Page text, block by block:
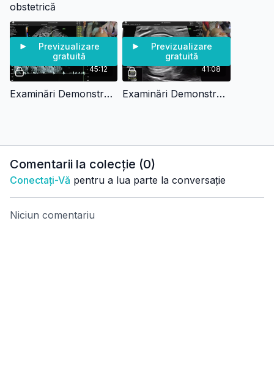
teoretice cu demonstrații practice pe cazuri reale, facilitând
clinică curentă.
obstetrică
45:12
Previzualizare
gratuită
Examinări Demonstrative Și Supervizate Pacient 1
41:08
Previzualizare
gratuită
Examinări Demonstrative Și Supervizate Pacient 2
Comentarii la colecție (0)
Conectați-Vă pentru a lua parte la conversație
Niciun comentariu